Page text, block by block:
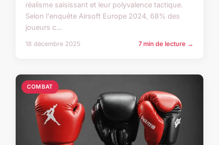
réalisme saisissant et leur polyvalence tactique.
Selon l'enquête Airsoft Europe 2024, 68% des
joueurs c...
18 décembre 2025 7 min de lecture →
COMBAT